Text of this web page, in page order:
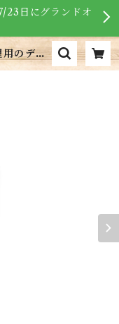
日にグランドオ
のデー
FOOD